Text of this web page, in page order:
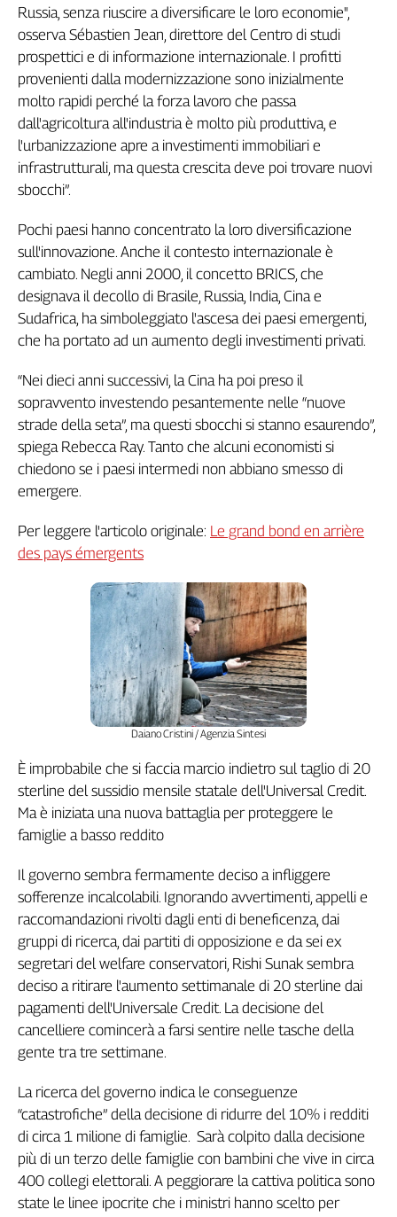
Russia, senza riuscire a diversificare le loro economie",
osserva Sébastien Jean, direttore del Centro di studi
prospettici e di informazione internazionale. I profitti
provenienti dalla modernizzazione sono inizialmente
molto rapidi perché la forza lavoro che passa
dall'agricoltura all'industria è molto più produttiva, e
l'urbanizzazione apre a investimenti immobiliari e
infrastrutturali, ma questa crescita deve poi trovare nuovi
sbocchi”.
Pochi paesi hanno concentrato la loro diversificazione
sull'innovazione. Anche il contesto internazionale è
cambiato. Negli anni 2000, il concetto BRICS, che
designava il decollo di Brasile, Russia, India, Cina e
Sudafrica, ha simboleggiato l'ascesa dei paesi emergenti,
che ha portato ad un aumento degli investimenti privati.
“Nei dieci anni successivi, la Cina ha poi preso il
sopravvento investendo pesantemente nelle “nuove
strade della seta”, ma questi sbocchi si stanno esaurendo”,
spiega Rebecca Ray. Tanto che alcuni economisti si
chiedono se i paesi intermedi non abbiano smesso di
emergere.
Per leggere l'articolo originale: Le grand bond en arrière
des pays émergents
Daiano Cristini / Agenzia Sintesi
È improbabile che si faccia marcio indietro sul taglio di 20
sterline del sussidio mensile statale dell'Universal Credit.
Ma è iniziata una nuova battaglia per proteggere le
famiglie a basso reddito
Il governo sembra fermamente deciso a infliggere
sofferenze incalcolabili. Ignorando avvertimenti, appelli e
raccomandazioni rivolti dagli enti di beneficenza, dai
gruppi di ricerca, dai partiti di opposizione e da sei ex
segretari del welfare conservatori, Rishi Sunak sembra
deciso a ritirare l'aumento settimanale di 20 sterline dai
pagamenti dell'Universale Credit. La decisione del
cancelliere comincerà a farsi sentire nelle tasche della
gente tra tre settimane.
La ricerca del governo indica le conseguenze
“catastrofiche” della decisione di ridurre del 10% i redditi
di circa 1 milione di famiglie. Sarà colpito dalla decisione
più di un terzo delle famiglie con bambini che vive in circa
400 collegi elettorali. A peggiorare la cattiva politica sono
state le linee ipocrite che i ministri hanno scelto per